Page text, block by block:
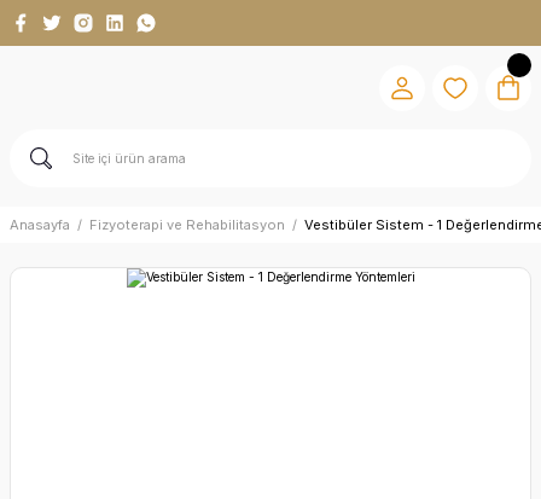
Anasayfa Fizyoterapi ve Rehabilitasyon Vestibüler Sistem - 1